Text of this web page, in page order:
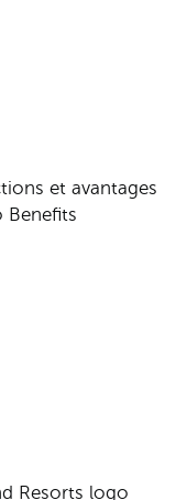
et avantages
Benefits